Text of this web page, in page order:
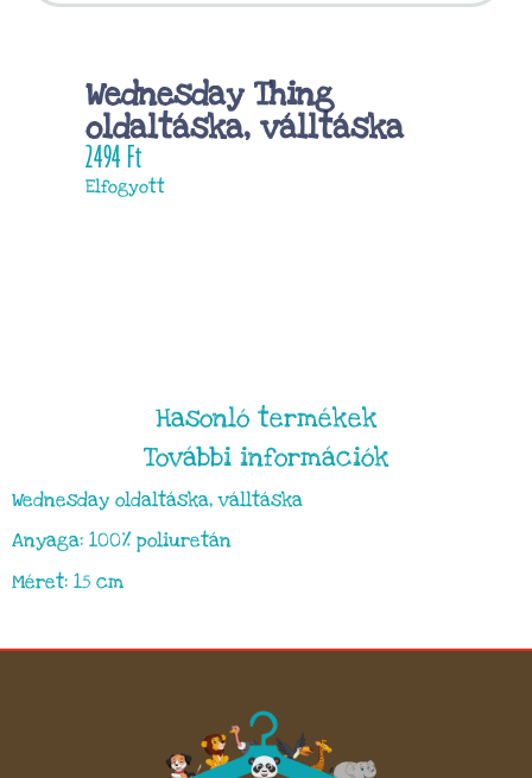
Wednesday Thing
oldaltáska, válltáska
2494Ft
Elfogyott
Hasonló termékek
További információk
Wednesday oldaltáska, válltáska
Anyaga: 100% poliuretán
Méret: 15 cm